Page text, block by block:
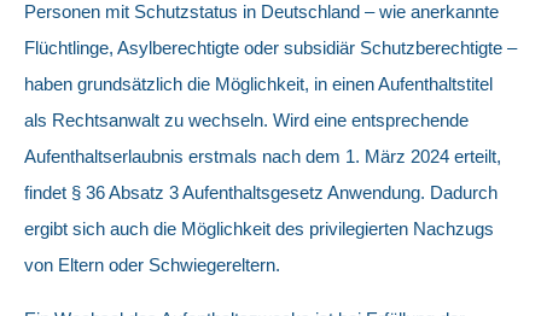
Personen mit Schutzstatus in Deutschland – wie anerkannte
Flüchtlinge, Asylberechtigte oder subsidiär Schutzberechtigte –
haben grundsätzlich die Möglichkeit, in einen Aufenthaltstitel
als Rechtsanwalt zu wechseln. Wird eine entsprechende
Aufenthaltserlaubnis erstmals nach dem 1. März 2024 erteilt,
findet § 36 Absatz 3 Aufenthaltsgesetz Anwendung. Dadurch
ergibt sich auch die Möglichkeit des privilegierten Nachzugs
von Eltern oder Schwiegereltern.